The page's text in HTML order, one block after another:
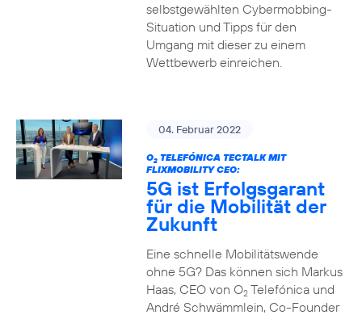
selbstgewählten Cybermobbing-
Situation und Tipps für den
Umgang mit dieser zu einem
Wettbewerb einreichen.
04. Februar 2022
O2TELEFÓNICA TECTALK MIT
FLIXMOBILITY CEO:
5G ist Erfolgsgarant
für die Mobilität der
Zukunft
Eine schnelle Mobilitätswende
ohne 5G? Das können sich Markus
Haas, CEO von O2Telefónica und
André Schwämmlein, Co-Founder